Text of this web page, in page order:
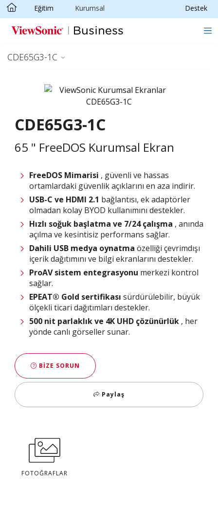
Skip to main content
Eğitim Kurumsal Destek
CDE65G3-1C
CDE65G3-1C
65 " FreeDOS Kurumsal Ekran
FreeDOS Mimarisi , güvenli ve hassas
ortamlardaki güvenlik açıklarını en aza indirir.
USB-C ve HDMI 2.1 bağlantısı, ek adaptörler
olmadan kolay BYOD kullanımını destekler.
Hızlı soğuk başlatma ve 7/24 çalışma , anında
açılma ve kesintisiz performans sağlar.
Dahili USB medya oynatma özelliği çevrimdışı
içerik dağıtımını ve bilgi ekranlarını destekler.
ProAVsistem entegrasyonu merkezi kontrol
sağlar.
EPEAT® Gold sertifikası sürdürülebilir, büyük
ölçekli ticari dağıtımları destekler.
500 nit parlaklık ve 4K UHD çözünürlük , her
yönde canlı görseller sunar.
BIZE SORUN
Paylaş
FOTOĞRAFLAR